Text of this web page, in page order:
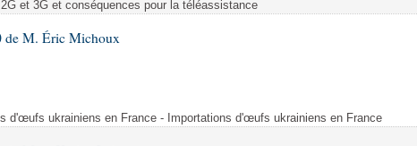
et 3G et conséquences pour la téléassistance
de M. Éric Michoux
d'œufs ukrainiens en France - Importations d'œufs ukrainiens en France